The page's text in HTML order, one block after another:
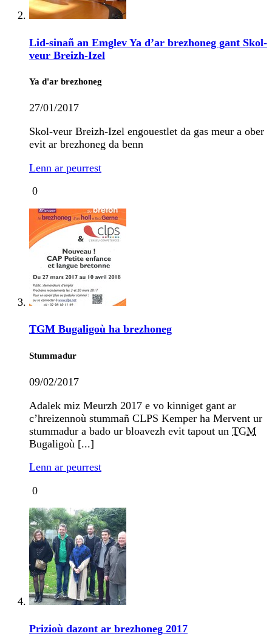
Lid-sinañ an Emglev Ya d’ar brezhoneg gant Skol-
veur Breizh-Izel
Ya d'ar brezhoneg
27/01/2017
Skol-veur Breizh-Izel engouestlet da gas meur a ober
evit ar brezhoneg da benn
Lenn ar peurrest
0
TGM Bugaligoù ha brezhoneg
Stummadur
09/02/2017
Adalek miz Meurzh 2017 e vo kinniget gant ar
c’hreizennoù stummañ CLPS Kemper ha Mervent ur
stummadur a bado ur bloavezh evit tapout un TGM
Bugaligoù [...]
Lenn ar peurrest
0
Prizioù dazont ar brezhoneg 2017